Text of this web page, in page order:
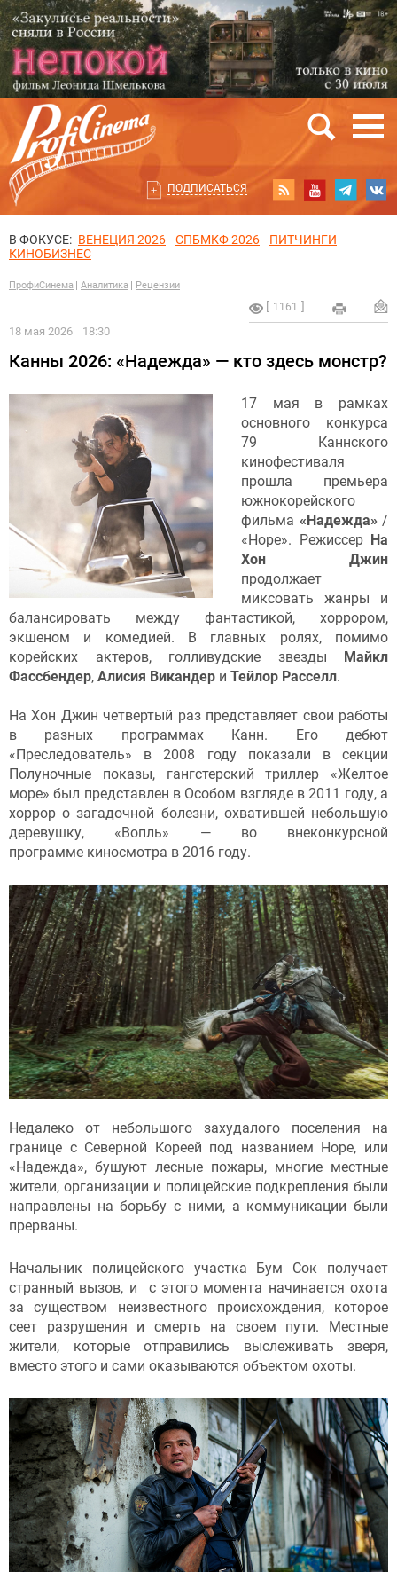
ПОДПИСАТЬСЯ
В ФОКУСЕ: ВЕНЕЦИЯ 2026 СПБМКФ 2026
ПИТЧИНГИ
КИНОБИЗНЕС
ПрофиСинема Аналитика Рецензии
1161
18 мая 2026 18:30
Канны 2026: «Надежда» — кто здесь монстр?
17 мая в рамках
основного конкурса
79 Каннского
кинофестиваля
прошла премьера
южнокорейского
фильма «Надежда» /
«Hope». Режиссер На
Хон Джин
продолжает
миксовать жанры и
балансировать между фантастикой, хоррором,
экшеном и комедией. В главных ролях, помимо
корейских актеров, голливудские звезды
Майкл
Фассбендер, Алисия Викандер и Тейлор Расселл.
На Хон Джин четвертый раз представляет свои работы
в разных программах Канн. Его дебют
«Преследователь» в 2008 году показали в секции
Полуночные показы, гангстерский триллер «Желтое
море» был представлен в Особом взгляде в 2011 году, а
хоррор о загадочной болезни, охватившей небольшую
деревушку, «Вопль» — во внеконкурсной
программе киносмотра в 2016 году.
Недалеко от небольшого захудалого поселения на
границе с Северной Кореей под названием Hope, или
«Надежда», бушуют лесные пожары, многие местные
жители, организации и полицейские подкрепления были
направлены на борьбу с ними, а коммуникации были
прерваны.
Начальник полицейского участка Бум Сок получает
странный вызов, и с этого момента начинается охота
за существом неизвестного происхождения, которое
сеет разрушения и смерть на своем пути. Местные
жители, которые отправились выслеживать зверя,
вместо этого и сами оказываются объектом охоты.